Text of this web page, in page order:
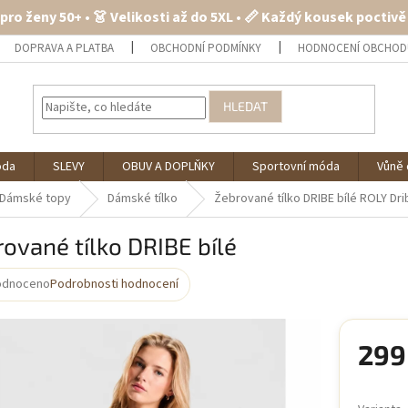
ženy 50+ • 👗 Velikosti až do 5XL • 📏 Každý kousek
DOPRAVA A PLATBA OBCHODNÍ PODMÍNKY HODNOCENÍ
HLEDAT
SLEVY OBUV A DOPLŇKY Sportovní móda
Dámské topy Dámské tílko Žebrované tílko DRIBE bílé ROLY
tílko DRIBE bílé
Podrobnosti hodnocení